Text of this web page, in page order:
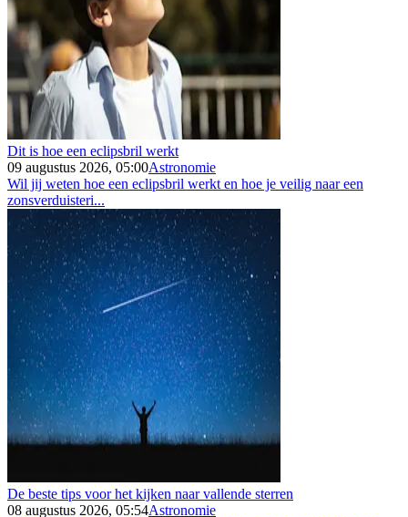
Dit is hoe een eclipsbril werkt
09 augustus 2026, 05:00Astronomie
Wil jij weten hoe een eclipsbril werkt en hoe je veilig naar een
zonsverduisteri...
De beste tips voor het kijken naar vallende sterren
08 augustus 2026, 05:54Astronomie